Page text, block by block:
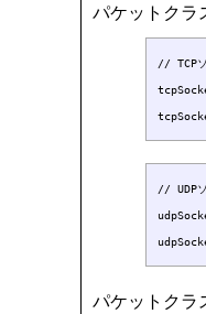
パケットクラ
// TCPソ
// UDP
パケットクラ